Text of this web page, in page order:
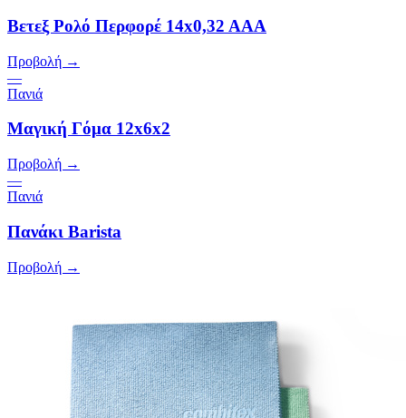
Βετεξ Ρολό Περφορέ 14x0,32 AAA
Προβολή →
—
Πανιά
Μαγική Γόμα 12x6x2
Προβολή →
—
Πανιά
Πανάκι Barista
Προβολή →